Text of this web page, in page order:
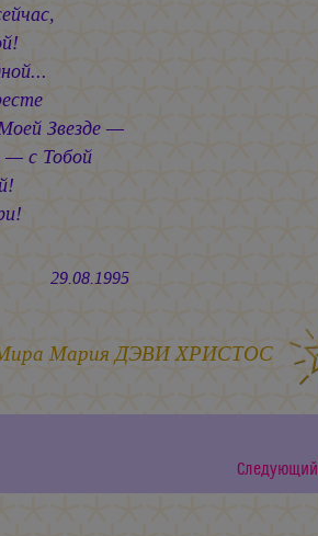
Звезде —
— с Тобой
Мария ДЭВИ ХРИСТОС
Следующий